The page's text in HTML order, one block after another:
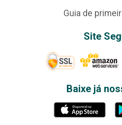
Guia de
Site
Baixe já